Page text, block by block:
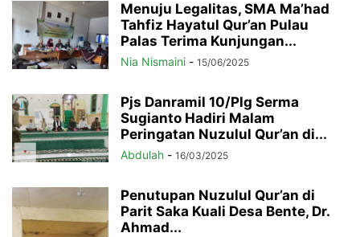
Menuju Legalitas, SMA Ma’had
Tahfiz Hayatul Qur’an Pulau
Palas Terima Kunjungan...
Nia Nismaini - 15/06/2025
Pjs Danramil 10/Plg Serma
Sugianto Hadiri Malam
Peringatan Nuzulul Qur’an di...
Abdulah - 16/03/2025
Penutupan Nuzulul Qur’an di
Parit Saka Kuali Desa Bente, Dr.
Ahmad...